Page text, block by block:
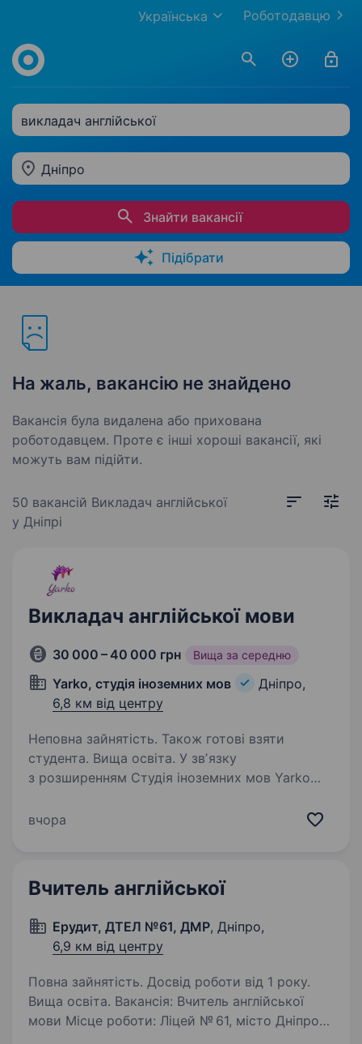
Роботодавцю
Українська
викладач англійської
Дніпро
Знайти вакансії
Підібрати
На жаль, вакансію не знайдено
Вакансія була видалена або прихована
роботодавцем. Проте є інші хороші вакансії, які
можуть вам підійти.
50 вакансій Викладач англійської
у Дніпрі
Викладач англійської мови
30 000 – 40 000 грн Вища за середню
Yarko, студія іноземних мов
Дніпро,
6,8 км від центру
Неповна зайнятість. Також готові взяти
студента. Вища освіта. У звʼязку
з розширенням Студія іноземних мов Yarko
викладача англійської мови для груп дітей та
вчора
Вчитель англійської
Ерудит, ДТЕЛ №61, ДМР, Дніпро,
6,9 км від центру
Повна зайнятість. Досвід роботи від 1 року.
Вища освіта. Вакансія: Вчитель англійської
мови Місце роботи: Ліцей № 61, місто Дніпро